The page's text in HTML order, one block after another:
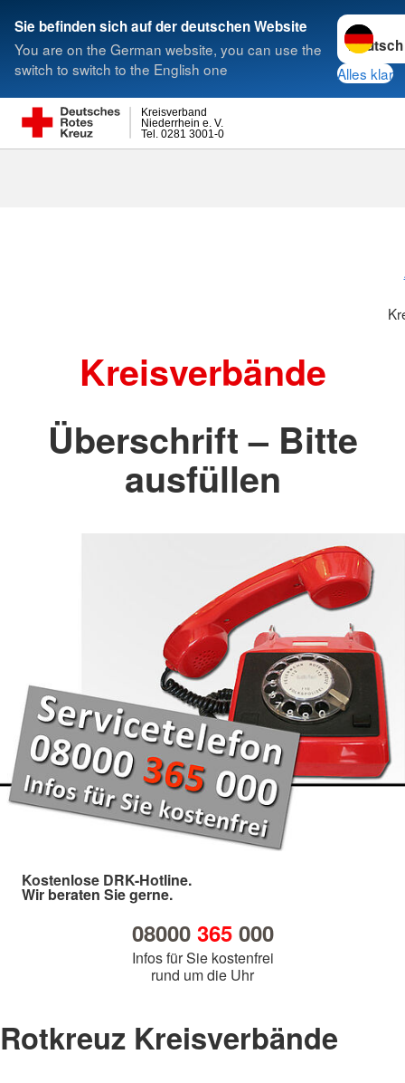
Sie befinden sich auf der deutschen Website
You are on the German website, you can use the
switch to switch to the English one
Sprache
Alles klar
Tel. 0281 3001-0
Niederrhein e. V.
Kreisverband
Suche
Kreisverbände
Überschrift – Bitte
ausfüllen
Kostenlose DRK-Hotline.
Wir beraten Sie gerne.
08000 365000
Infos für Sie kostenfrei
rund um die Uhr
Rotkreuz Kreisverbände